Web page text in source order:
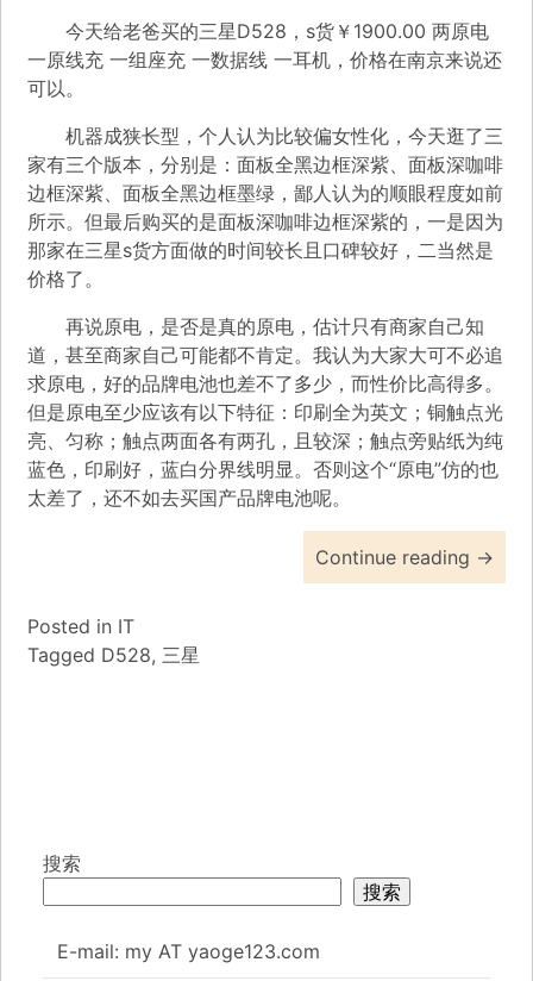
今天给老爸买的三星D528，s货￥1900.00 两原电
一原线充 一组座充 一数据线 一耳机，价格在南京来说还
可以。
机器成狭长型，个人认为比较偏女性化，今天逛了三
家有三个版本，分别是：面板全黑边框深紫、面板深咖啡
边框深紫、面板全黑边框墨绿，鄙人认为的顺眼程度如前
所示。但最后购买的是面板深咖啡边框深紫的，一是因为
那家在三星s货方面做的时间较长且口碑较好，二当然是
价格了。
再说原电，是否是真的原电，估计只有商家自己知
道，甚至商家自己可能都不肯定。我认为大家大可不必追
求原电，好的品牌电池也差不了多少，而性价比高得多。
但是原电至少应该有以下特征：印刷全为英文；铜触点光
亮、匀称；触点两面各有两孔，且较深；触点旁贴纸为纯
蓝色，印刷好，蓝白分界线明显。否则这个“原电”仿的也
太差了，还不如去买国产品牌电池呢。
Continue reading →
Posted in IT
Tagged D528, 三星
搜索
搜索
E-mail: my AT yaoge123.com